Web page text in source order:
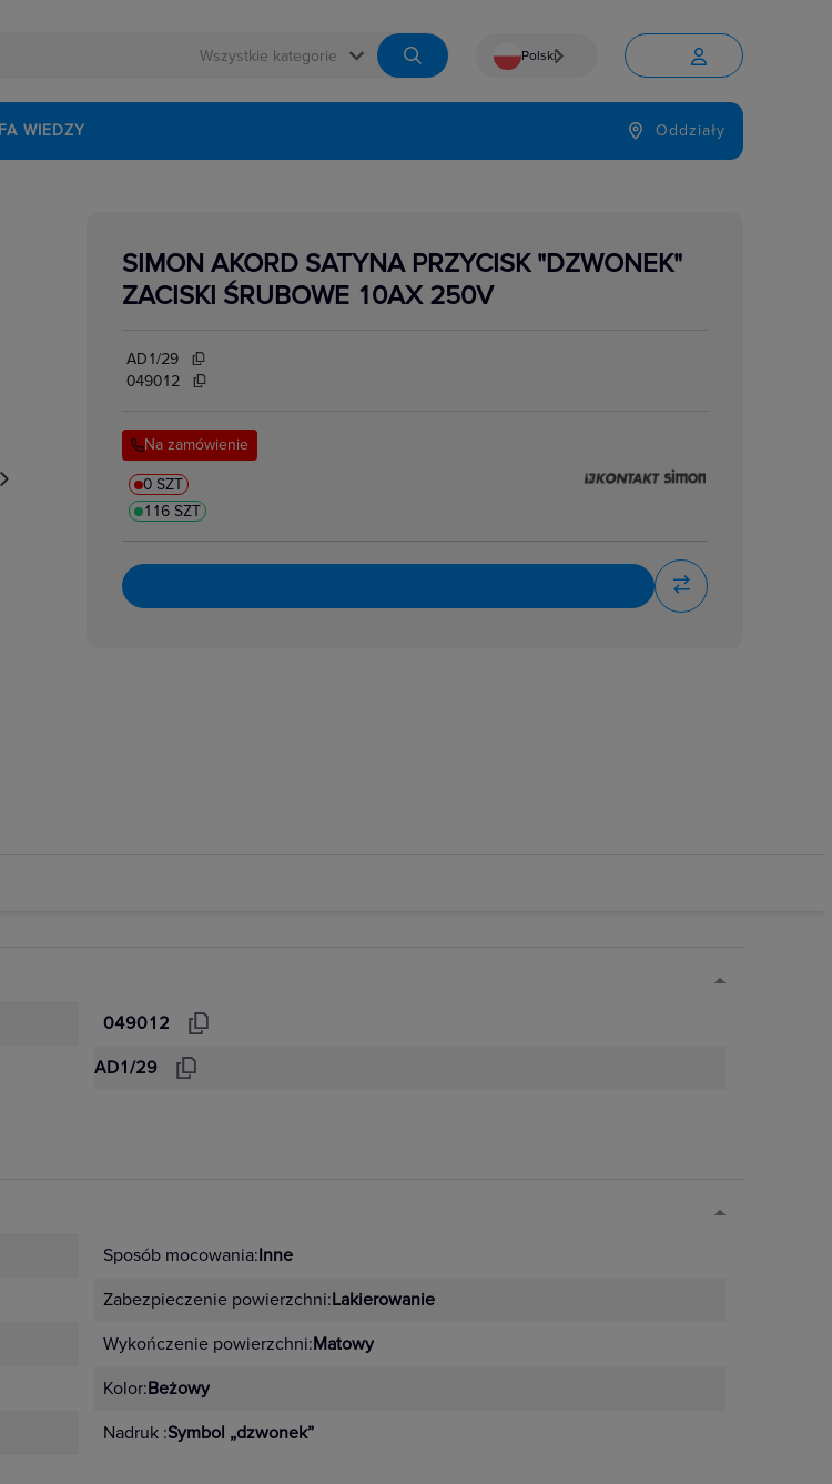
 Polski
Język

WIEDZY Oddziały
SIMON AKORD SATYNA PRZYCISK "DZWONEK"
ZACISKI ŚRUBOWE 10AX 250V
AD1/29
049012
Na zamówienie
0 SZT
116 SZT
049012
AD1/29
Sposób mocowania:Inne
Zabezpieczenie powierzchni:Lakierowanie
Wykończenie powierzchni:Matowy
Kolor:Beżowy
Nadruk :Symbol „dzwonek”